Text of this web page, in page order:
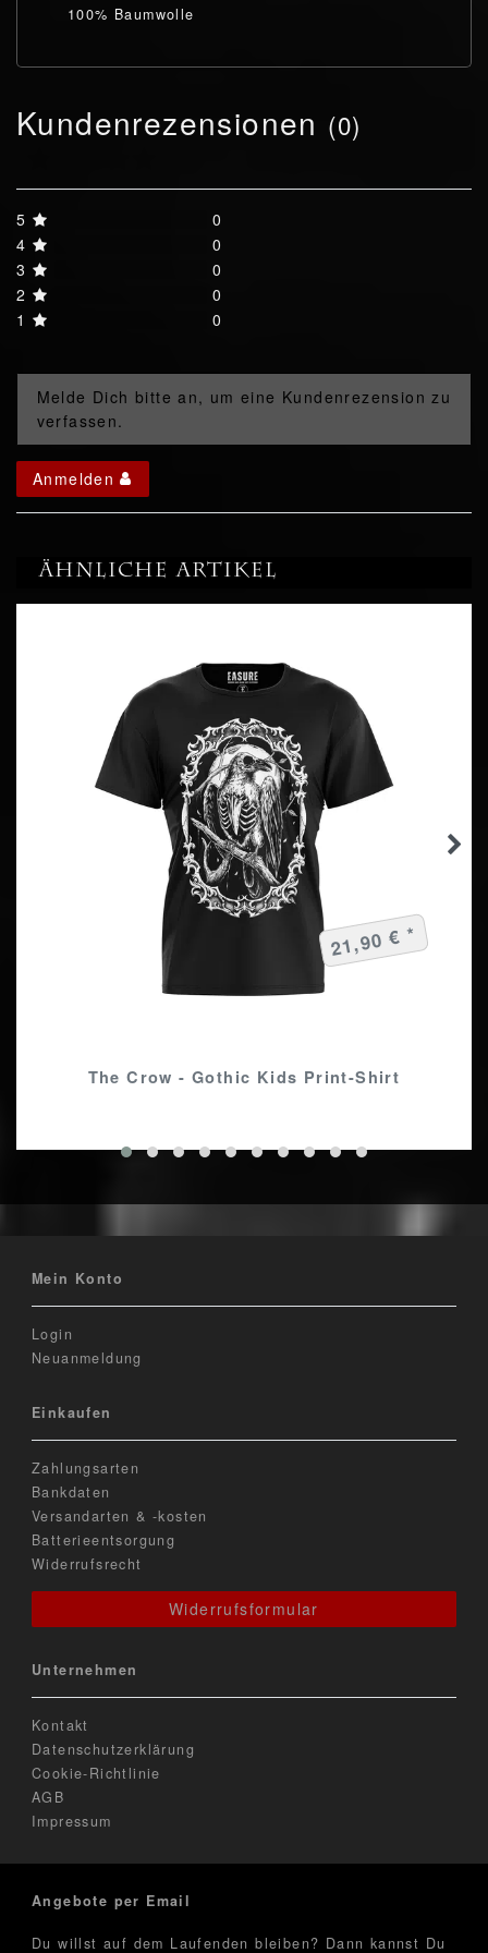
100% Baumwolle
Kundenrezensionen (0)
5
0
4
0
3
0
2
0
1
0
Melde Dich bitte an, um eine Kundenrezension zu
verfassen.
Anmelden
Ähnliche Artikel
The Crow - Gothic Kids Print-Shirt
21,90 € *
Mein Konto
Login
Neuanmeldung
Einkaufen
Zahlungsarten
Bankdaten
Versandarten & -kosten
Batterieentsorgung
Widerrufsrecht
Widerrufsformular
Unternehmen
Kontakt
Datenschutzerklärung
Cookie-Richtlinie
AGB
Impressum
Angebote per Email
Du willst auf dem Laufenden bleiben? Dann kannst Du